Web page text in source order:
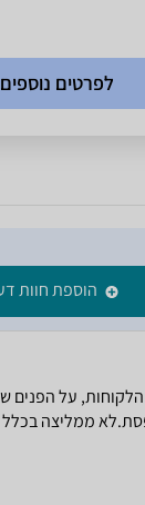
לפרטים נוספים
הוספת חוות
על הפנים
ממליצה